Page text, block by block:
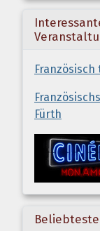
Französisch
Fürth